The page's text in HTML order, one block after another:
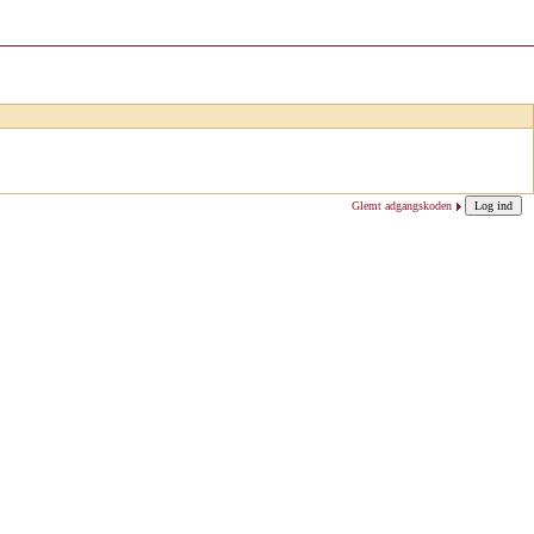
Glemt adgangskoden